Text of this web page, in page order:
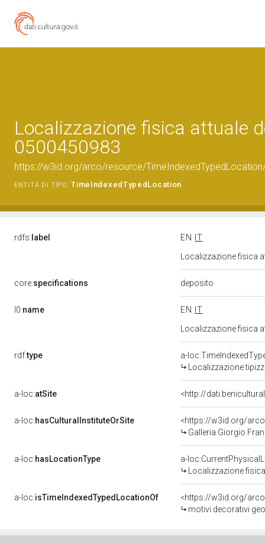
Localizzazione fisica attuale
0500450983
https://w3id.org/arco/resource/
ENTITÀ DI TIPO: TimeIndexedTypedLocation
rdfs: label EN
IT
Localizzazione fisica
core:specifications deposito
l0:name EN
IT
Localizzazione fisica
rdf:type
a-
Localizzazione
a-loc:atSite <http://
a-loc:hasCulturalInstituteOrSite
<https://w3id.org/
Galleria Giorgio
a-loc:hasLocationType
a-
Localizzazione
a-loc:isTimeIndexedTypedLocationOf
<https://w3id.org/
motivi decorativi